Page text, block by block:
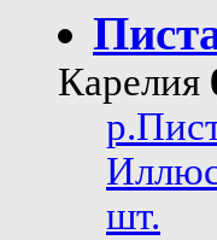
Карелия
шт.